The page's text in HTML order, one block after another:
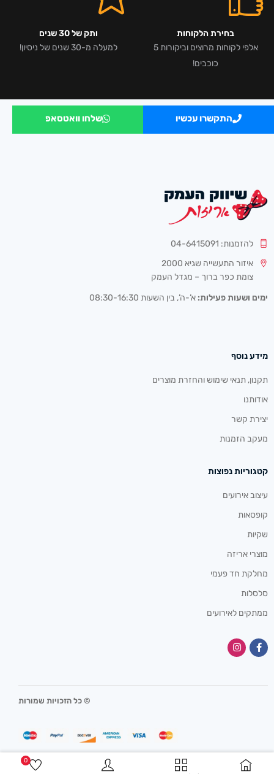
0
בחירת הלקוחות
אלפי לקוחות מרוצים וביקורות 5
כוכבים!
ותק של 30 שנים
למעלה מ-30 שנים של ניסיון!
התקשרו עכשיו שלחו וואטסאפ
להזמנות: 04-6415091
איזור התעשייה שגיא 2000
צומת כפר ברוך – מגדל העמק
ימים ושעות פעילות: א’-ה’, בין השעות 08:30-16:30
מידע נוסף
תקנון, תנאי שימוש והחזרת מוצרים
אודותנו
יצירת קשר
מעקב הזמנות
קטגוריות נפוצות
עיצוב אירועים
קופסאות
שקיות
מוצרי אריזה
מחלקת חד פעמי
סלסלות
ממתקים לאירועים
© כל הזכויות שמורות